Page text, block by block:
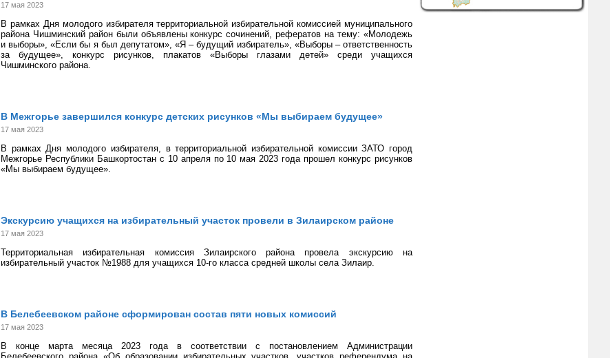
17 мая 2023
В рамках Дня молодого избирателя территориальной избирательной комиссией муниципального
района Чишминский район были объявлены конкурс сочинений, рефератов на тему: «Молодежь
и выборы», «Если бы я был депутатом», «Я – будущий избиратель», «Выборы – ответственность
за будущее», конкурс рисунков, плакатов «Выборы глазами детей» среди учащихся
Чишминского района.
В Межгорье завершился конкурс детских рисунков «Мы выбираем будущее»
17 мая 2023
В рамках Дня молодого избирателя, в территориальной избирательной комиссии ЗАТО город
Межгорье Республики Башкортостан с 10 апреля по 10 мая 2023 года прошел конкурс рисунков
«Мы выбираем будущее».
Экскурсию учащихся на избирательный участок провели в Зилаирском районе
17 мая 2023
Территориальная избирательная комиссия Зилаирского района провела экскурсию на
избирательный участок №1988 для учащихся 10-го класса средней школы села Зилаир.
В Белебеевском районе сформирован состав пяти новых комиссий
17 мая 2023
В конце марта месяца 2023 года в соответствии с постановлением Администрации